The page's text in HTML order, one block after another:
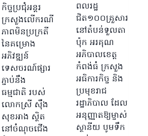
កិច្ចប្រជុំអន្តរ
ក្រសួងលើករណី
ភាពមិនប្រក្រតី
នៃគម្រោង
អភិវឌ្ឍន៍
ទេសចរណ៍ផ្សារ
ភ្ជាប់នឹង
ធម្មជាតិ របស់
លោកស្រី ស៊ឹង
សុខអាង ស្ថិត
នៅចំណុចជើង
ពលរដ្ឋ
ជិត១០០គ្រួសារ
នៅតំបន់ទួលតា
ប៉ុក អរគុណ
អភិបាលខេត្ត
កំពង់ធំ ក្រសួង
អធិការកិច្ច និង
ប្រមុខរាជ
រដ្ឋាភិបាល ដែល
អនុញ្ញាតឱ្យម្ចាស់
ស្ថានីយ បូមទឹក